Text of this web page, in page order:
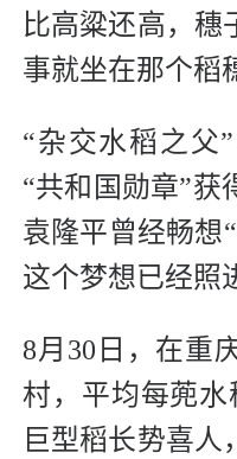
比高粱还高，穗
事就坐在那个
“杂交水稻之父
“共和国勋章”获
袁隆平曾经畅想
这个梦想已经照
8月30日，在重
村，平均每蔸
巨型稻长势喜人